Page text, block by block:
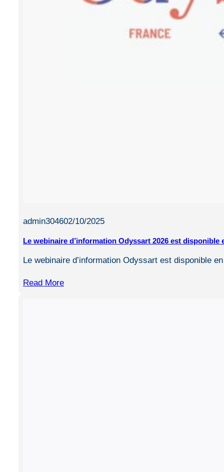
admin304602/10/2025
Le webinaire d’information Odyssart 2026 est disponible
Le webinaire d’information Odyssart est disponible
Read More